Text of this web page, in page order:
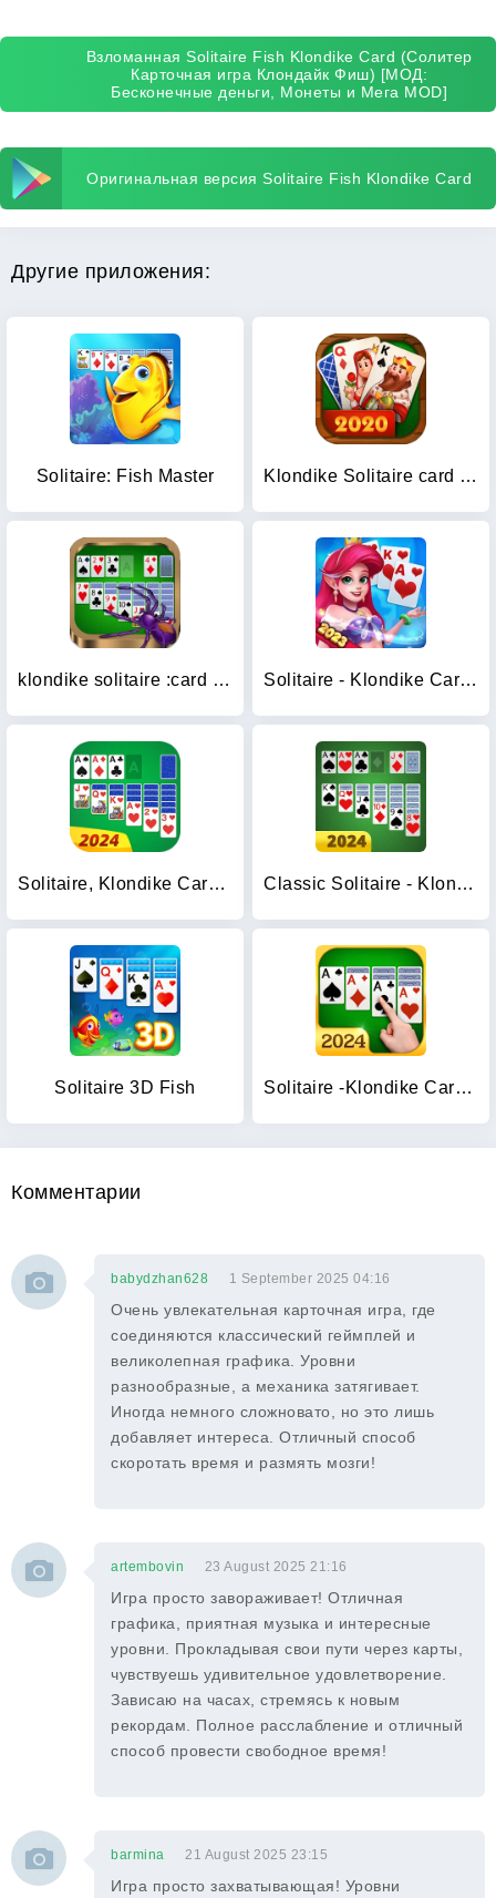
Взломанная Solitaire Fish Klondike Card (Солитер
Карточная игра Клондайк Фиш) [МОД:
Бесконечные деньги, Монеты и Мега MOD]
Оригинальная версия Solitaire Fish Klondike Card
Другие приложения:
Solitaire: Fish Master Klondike Solitaire card game
klondike solitaire :card shark Solitaire - Klondike Card Game
Solitaire, Klondike Card Games Classic Solitaire - Klondike
Solitaire 3D Fish Solitaire -Klondike Card Games
Комментарии
babydzhan628 1 September 2025 04:16
Очень увлекательная карточная игра, где
соединяются классический геймплей и
великолепная графика. Уровни
разнообразные, а механика затягивает.
Иногда немного сложновато, но это лишь
добавляет интереса. Отличный способ
скоротать время и размять мозги!
artembovin 23 August 2025 21:16
Игра просто завораживает! Отличная
графика, приятная музыка и интересные
уровни. Прокладывая свои пути через карты,
чувствуешь удивительное удовлетворение.
Зависаю на часах, стремясь к новым
рекордам. Полное расслабление и отличный
способ провести свободное время!
barmina 21 August 2025 23:15
Игра просто захватывающая! Уровни